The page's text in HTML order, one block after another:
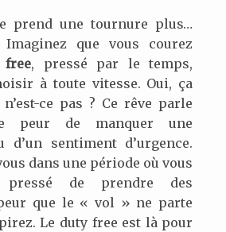
prend une tournure plus…
Imaginez que vous courez
free, pressé par le temps,
à toute vitesse. Oui, ça
ce pas ? Ce rêve parle
peur de manquer une
d’un sentiment d’urgence.
dans une période où vous
pressé de prendre des
que le « vol » ne parte
Le duty free est là pour